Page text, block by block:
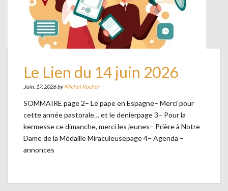
Le Lien du 14 juin 2026
Juin. 17, 2026 byMichel Rocher
SOMMAIRE page 2– Le pape en Espagne– Merci pour
cette année pastorale… et le denierpage 3– Pour la
kermesse ce dimanche, merci les jeunes– Prière à Notre
Dame de la Médaille Miraculeusepage 4– Agenda –
annonces